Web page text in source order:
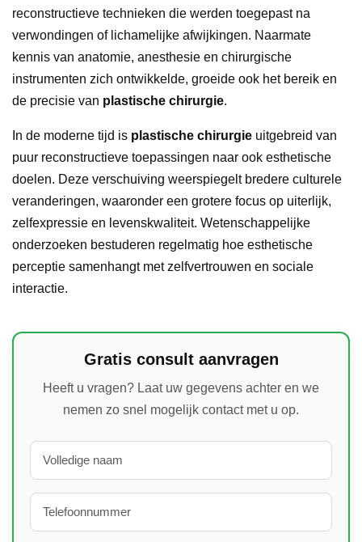
reconstructieve technieken die werden toegepast na
verwondingen of lichamelijke afwijkingen. Naarmate
kennis van anatomie, anesthesie en chirurgische
instrumenten zich ontwikkelde, groeide ook het bereik en
de precisie van plastische chirurgie.
In de moderne tijd is plastische chirurgie uitgebreid van
puur reconstructieve toepassingen naar ook esthetische
doelen. Deze verschuiving weerspiegelt bredere culturele
veranderingen, waaronder een grotere focus op uiterlijk,
zelfexpressie en levenskwaliteit. Wetenschappelijke
onderzoeken bestuderen regelmatig hoe esthetische
perceptie samenhangt met zelfvertrouwen en sociale
interactie.
Gratis consult aanvragen
Heeft u vragen? Laat uw gegevens achter en we
nemen zo snel mogelijk contact met u op.